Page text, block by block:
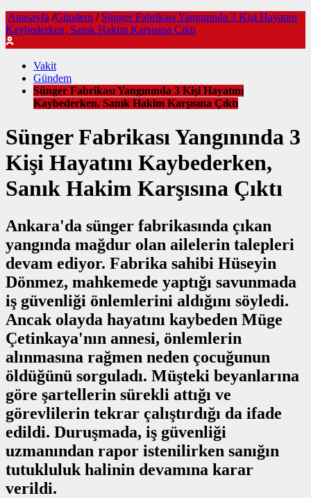
Anasayfa /Gündem / Sünger Fabrikası Yangınında 3 Kişi Hayatını
Kaybederken, Sanık Hakim Karşısına Çıktı
Vakit
Gündem
Sünger Fabrikası Yangınında 3 Kişi Hayatını
Kaybederken, Sanık Hakim Karşısına Çıktı
Sünger Fabrikası Yangınında 3
Kişi Hayatını Kaybederken,
Sanık Hakim Karşısına Çıktı
Ankara'da sünger fabrikasında çıkan
yangında mağdur olan ailelerin talepleri
devam ediyor. Fabrika sahibi Hüseyin
Dönmez, mahkemede yaptığı savunmada
iş güvenliği önlemlerini aldığını söyledi.
Ancak olayda hayatını kaybeden Müge
Çetinkaya'nın annesi, önlemlerin
alınmasına rağmen neden çocuğunun
öldüğünü sorguladı. Müşteki beyanlarına
göre şartellerin sürekli attığı ve
görevlilerin tekrar çalıştırdığı da ifade
edildi. Duruşmada, iş güvenliği
uzmanından rapor istenilirken sanığın
tutukluluk halinin devamına karar
verildi.